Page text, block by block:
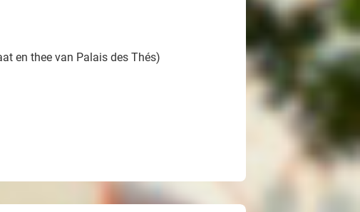
en thee van Palais des Thés)